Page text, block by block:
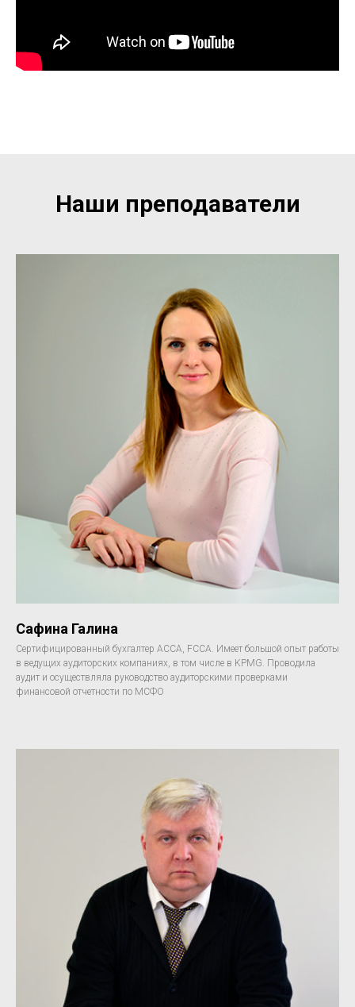
Наши преподаватели
Сафина Галина
Сертифицированный бухгалтер АССА, FCCA. Имеет большой опыт работы
в ведущих аудиторских компаниях, в том числе в KPMG. Проводила
аудит и осуществляла руководство аудиторскими проверками
финансовой отчетности по МСФО